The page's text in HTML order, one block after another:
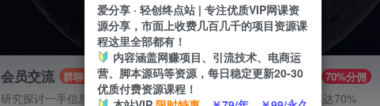
会员交流 群聊
研究探讨一手信息差
推广赚钱 70%分佣
推广返佣高达70%
爱分享 · 轻创终点站 | 专注优质VIP网课资
源分享，市面上收费几百几千的项目资源课
程这里全部都有！
内容涵盖网赚项目、引流技术、电商运
营、脚本源码等资源，每日稳定更新20-30
优质付费资源课程！